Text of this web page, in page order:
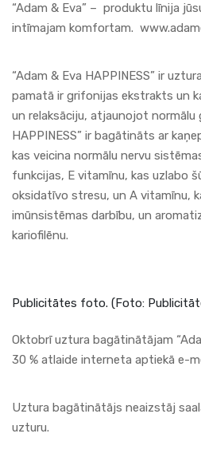
“Adam & Eva” – produktu līnija
intīmajam komfortam.
“Adam & Eva HAPPINESS” ir
pamatā ir grifonijas ekstrakts un
un relaksāciju, atjaunojot normālu
HAPPINESS” ir bagātināts ar
kas veicina normālu nervu
funkcijas, E vitamīnu, kas uzlabo
oksidatīvo stresu, un A vitamīnu,
imūnsistēmas darbību, un
kariofilēnu.
Publicitātes foto. (Foto:
Oktobrī uztura bagātinātājam “
30 % atlaide interneta aptiekā e-
Uztura bagātinātājs neaizstāj
uzturu.